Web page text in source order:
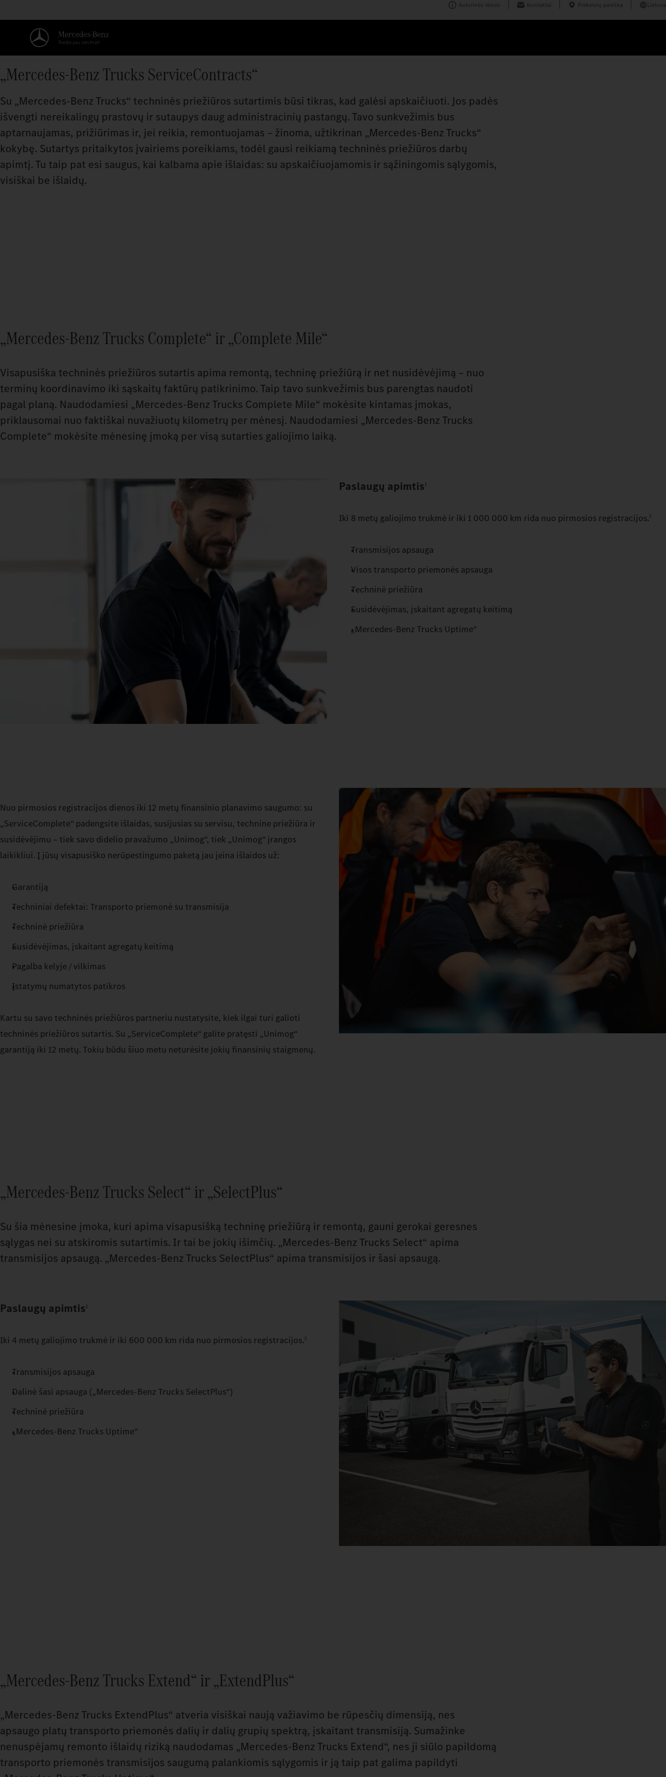
Autorinės teisės Kontaktai Prekeivių paieška Lietuva
„Mercedes‑Benz Trucks ServiceContracts“
Su „Mercedes‑Benz Trucks“ techninės priežiūros sutartimis būsi tikras, kad galėsi apskaičiuoti. Jos padės
išvengti nereikalingų prastovų ir sutaupys daug administracinių pastangų. Tavo sunkvežimis bus
aptarnaujamas, prižiūrimas ir, jei reikia, remontuojamas – žinoma, užtikrinan „Mercedes‑Benz Trucks“
kokybę. Sutartys pritaikytos įvairiems poreikiams, todėl gausi reikiamą techninės priežiūros darbų
apimtį. Tu taip pat esi saugus, kai kalbama apie išlaidas: su apskaičiuojamomis ir sąžiningomis sąlygomis,
visiškai be išlaidų.
„Mercedes‑Benz Trucks Complete“ ir „Complete Mile“
Visapusiška techninės priežiūros sutartis apima remontą, techninę priežiūrą ir net nusidėvėjimą – nuo
terminų koordinavimo iki sąskaitų faktūrų patikrinimo. Taip tavo sunkvežimis bus parengtas naudoti
pagal planą. Naudodamiesi „Mercedes-Benz Trucks Complete Mile“ mokėsite kintamas įmokas,
priklausomai nuo faktiškai nuvažiuotų kilometrų per mėnesį. Naudodamiesi „Mercedes-Benz Trucks
Complete“ mokėsite mėnesinę įmoką per visą sutarties galiojimo laiką.
Paslaugų apimtis1
Iki 8 metų galiojimo trukmė ir iki 1 000 000 km rida nuo pirmosios registracijos.2
Transmisijos apsauga
Visos transporto priemonės apsauga
Techninė priežiūra
Susidėvėjimas, įskaitant agregatų keitimą
„Mercedes‑Benz Trucks Uptime“
Nuo pirmosios registracijos dienos iki 12 metų finansinio planavimo saugumo: su
„ServiceComplete“ padengsite išlaidas, susijusias su servisu, technine priežiūra ir
susidėvėjimu – tiek savo didelio pravažumo „Unimog“, tiek „Unimog“ įrangos
laikikliui. Į jūsų visapusiško nerūpestingumo paketą jau įeina išlaidos už:
Garantiją
Techniniai defektai: Transporto priemonė su transmisija
Techninė priežiūra
Susidėvėjimas, įskaitant agregatų keitimą
Pagalba kelyje / vilkimas
Įstatymų numatytos patikros
Kartu su savo techninės priežiūros partneriu nustatysite, kiek ilgai turi galioti
techninės priežiūros sutartis. Su „ServiceComplete“ galite pratęsti „Unimog“
garantiją iki 12 metų. Tokiu būdu šiuo metu neturėsite jokių finansinių staigmenų.
„Mercedes‑Benz Trucks Select“ ir „SelectPlus“
Su šia mėnesine įmoka, kuri apima visapusišką techninę priežiūrą ir remontą, gauni gerokai geresnes
sąlygas nei su atskiromis sutartimis. Ir tai be jokių išimčių. „Mercedes‑Benz Trucks Select“ apima
transmisijos apsaugą. „Mercedes‑Benz Trucks SelectPlus“ apima transmisijos ir šasi apsaugą.
Paslaugų apimtis1
Iki 4 metų galiojimo trukmė ir iki 600 000 km rida nuo pirmosios registracijos.2
Transmisijos apsauga
Dalinė šasi apsauga („Mercedes-Benz Trucks SelectPlus“)
Techninė priežiūra
„Mercedes‑Benz Trucks Uptime“
„Mercedes‑Benz Trucks Extend“ ir „ExtendPlus“
„Mercedes‑Benz Trucks ExtendPlus“ atveria visiškai naują važiavimo be rūpesčių dimensiją, nes
apsaugo platų transporto priemonės dalių ir dalių grupių spektrą, įskaitant transmisiją. Sumažinke
nenuspėjamų remonto išlaidų riziką naudodamas „Mercedes‑Benz Trucks Extend“, nes ji siūlo papildomą
transporto priemonės transmisijos saugumą palankiomis sąlygomis ir ją taip pat galima papildyti